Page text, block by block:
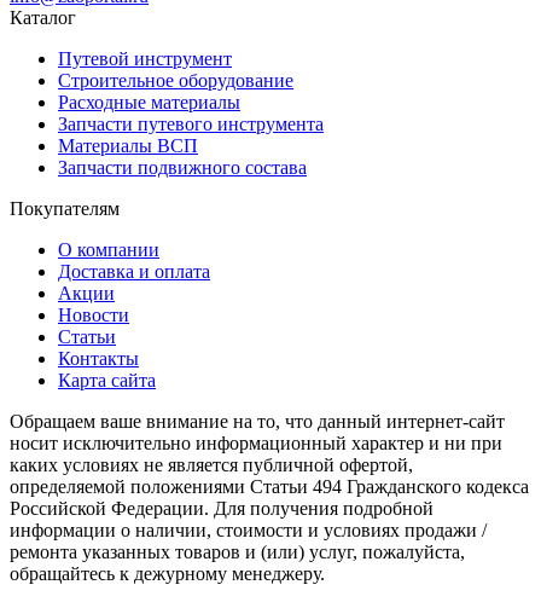
Каталог
Путевой инструмент
Строительное оборудование
Расходные материалы
Запчасти путевого инструмента
Материалы ВСП
Запчасти подвижного состава
Покупателям
О компании
Доставка и оплата
Акции
Новости
Статьи
Контакты
Карта сайта
Обращаем ваше внимание на то, что данный интернет-сайт
носит исключительно информационный характер и ни при
каких условиях не является публичной офертой,
определяемой положениями Статьи 494 Гражданского кодекса
Российской Федерации. Для получения подробной
информации о наличии, стоимости и условиях продажи /
ремонта указанных товаров и (или) услуг, пожалуйста,
обращайтесь к дежурному менеджеру.